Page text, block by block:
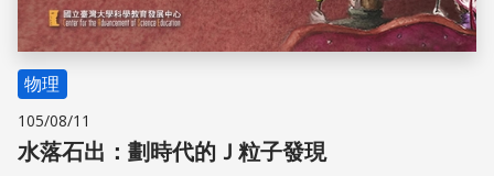
物理
105/08/11
水落石出：劃時代的Ｊ粒子發現